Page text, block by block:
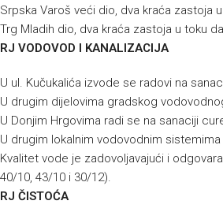
Srpska Varoš veći dio, dva kraća zastoja
Trg Mladih dio, dva kraća zastoja u toku
RJ VODOVOD I KANALIZACIJA
U ul. Kučukalića izvode se radovi na
U drugim dijelovima gradskog
U Donjim Hrgovima radi se na sanaciji
U drugim lokalnim vodovodnim
Kvalitet vode je zadovoljavajući i
40/10, 43/10 i 30/12).
RJ ČISTOĆA